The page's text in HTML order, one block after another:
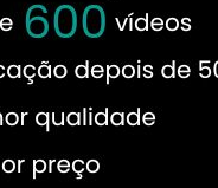
as
autores titulares do
conhecidos no